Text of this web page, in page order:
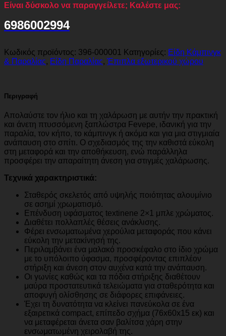
Είναι δύσκολο να παραγγείλετε; Καλέστε μας:
6986002994
Κωδικός προϊόντος: 396-000001 Κατηγορίες: Είδη Κάμπινγκ
& Παραλίας, Είδη Παραλίας, Έπιπλα εξωτερικού χώρου
Περιγραφή
Απολαύστε τον ήλιο και τη χαλάρωση με αυτήν την πρακτική
και άνετη πτυσσόμενη ξαπλώστρα Fevepe, ιδανική για την
παραλία, τον κήπο, το κάμπινγκ ή ακόμα και για μια στιγμιαία
ανάπαυση στο σπίτι. Ο σχεδιασμός της την καθιστά εύκολη
στη μεταφορά και την αποθήκευση, ενώ παράλληλα
προσφέρει την απαραίτητη άνεση για στιγμές χαλάρωσης.
Τεχνικά χαρακτηριστικά:
Σταθερός σκελετός από υψηλής ποιότητας αλουμίνιο
σε ασημί χρωματισμό.
Επένδυση υφάσματος textinene 2×1 μπλε χρώματος.
Διαθέτει πολλαπλές θέσεις ανάκλισης.
Φέρει ενσωματωμένα χερούλια μεταφοράς που κάνει
εύκολη την μετακίνησή της.
Περιλαμβάνει ένα μαλακό προσκέφαλο στο ίδιο χρώμα
με το υπόλοιπο ύφασμα, προσφέροντας επιπλέον
στήριξη και άνεση στον αυχένα κατά την ανάπαυση.
Οι γωνίες καθώς και τα πόδια στήριξης διαθέτουν
μαύρα προστατευτικά τελειώματα για σταθερότητα και
αποφυγή ολίσθησης σε διάφορες επιφάνειες.
Έχει τη δυνατότητα να κλείνει πανεύκολα σε ένα
εξαιρετικά compact, επίπεδο σχήμα (76x60x15 εκ) και
να μεταφέρεται άνετα σαν βαλίτσα χάρη στην
ενσωματωμένη χειρολαβή της.